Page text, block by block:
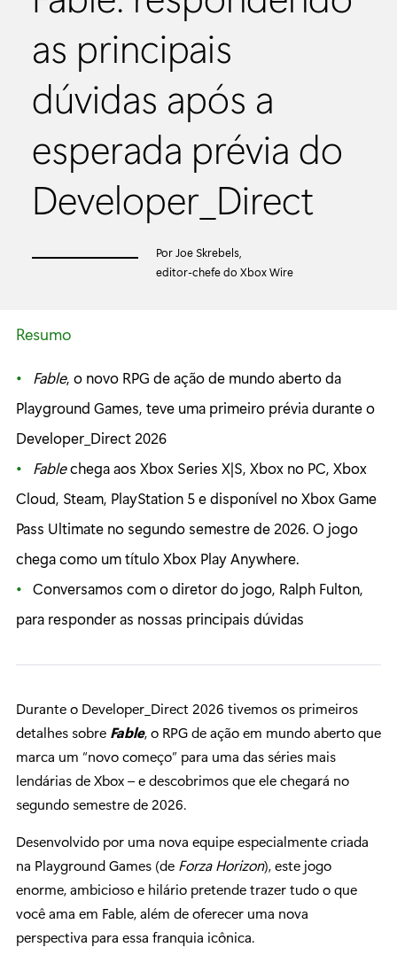
as principais
dúvidas após a
esperada prévia do
Developer_Direct
Por Joe Skrebels,
editor-chefe do Xbox Wire
Resumo
Fable, o novo RPG de ação de mundo aberto da
Playground Games, teve uma primeiro prévia durante o
Developer_Direct 2026
Fablechega aos Xbox Series X|S, Xbox no PC, Xbox
Cloud, Steam, PlayStation 5 e disponível no Xbox Game
Pass Ultimate no segundo semestre de 2026. O jogo
chega como um título Xbox Play Anywhere.
Conversamos com o diretor do jogo, Ralph Fulton,
para responder as nossas principais dúvidas
Durante o Developer_Direct 2026 tivemos os primeiros
detalhes sobre Fable, o RPG de ação em mundo aberto que
marca um “novo começo” para uma das séries mais
lendárias de Xbox – e descobrimos que ele chegará no
segundo semestre de 2026.
Desenvolvido por uma nova equipe especialmente criada
na Playground Games (de Forza Horizon), este jogo
enorme, ambicioso e hilário pretende trazer tudo o que
você ama em Fable, além de oferecer uma nova
perspectiva para essa franquia icônica.